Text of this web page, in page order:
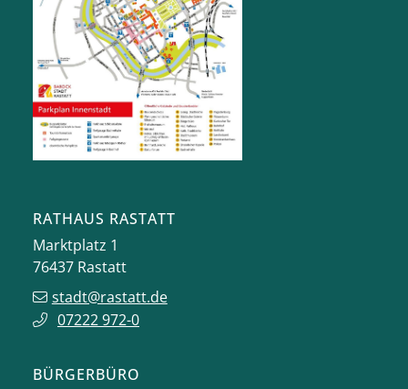
RATHAUS RASTATT
Marktplatz 1
76437 Rastatt
stadt@rastatt.de
07222 972-0
BÜRGERBÜRO